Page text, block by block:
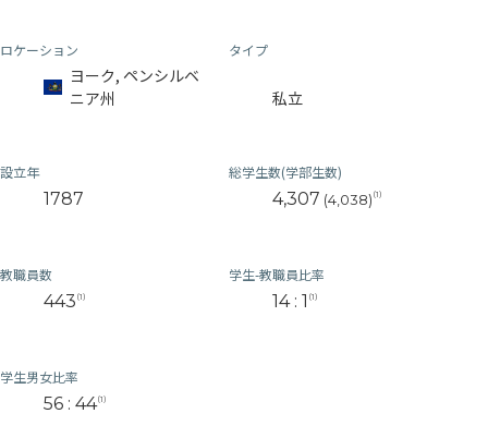
ロケーション
ヨーク, ペンシルベ
ニア州
タイプ
私立
設立年
1787
総学生数(学部生数)
4,307 (4,038) (1)
教職員数
443 (1)
学生-教職員比率
14 : 1 (1)
学生男女比率
56 : 44(1)